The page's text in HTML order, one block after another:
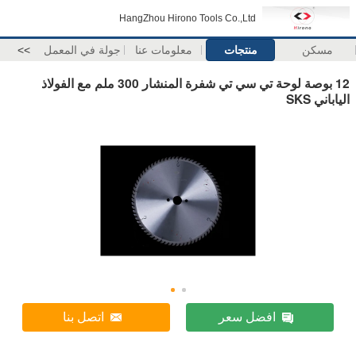
HangZhou Hirono Tools Co.,Ltd
مسكن منتجات معلومات عنا جولة في المعمل >>
12 بوصة لوحة تي سي تي شفرة المنشار 300 ملم مع الفولاذ
الياباني SKS
افضل سعر اتصل بنا